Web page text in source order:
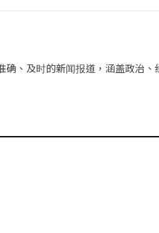
、及时的新闻报道，涵盖政治